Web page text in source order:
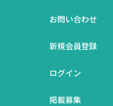
お問い合わせ
新規会員登録
ログイン
掲載募集